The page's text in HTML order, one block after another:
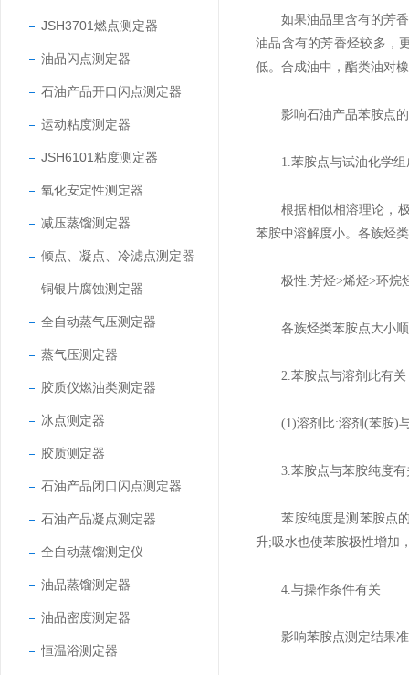
JSH3701燃点测定器
油品闪点测定器
石油产品开口闪点测定器
运动粘度测定器
JSH6101粘度测定器
氧化安定性测定器
减压蒸馏测定器
倾点、凝点、冷滤点测定器
铜银片腐蚀测定器
全自动蒸气压测定器
蒸气压测定器
胶质仪燃油类测定器
冰点测定器
胶质测定器
石油产品闭口闪点测定器
石油产品凝点测定器
全自动蒸馏测定仪
油品蒸馏测定器
油品密度测定器
恒温浴测定器
如果油品里含有的芳香
油品含有的芳香烃较多，
低。合成油中，酯类油对
影响石油产品苯胺点的
1.苯胺点与试油化学组
根据相似相溶理论，极
苯胺中溶解度小。各族烃
极性:芳烃>烯烃>环烷
各族烃类苯胺点大小顺
2.苯胺点与溶剂此有关
(1)溶剂比:溶剂(苯胺)与
3.苯胺点与苯胺纯度有
苯胺纯度是测苯胺点的
升;吸水也使苯胺极性增加
4.与操作条件有关
影响苯胺点测定结果准